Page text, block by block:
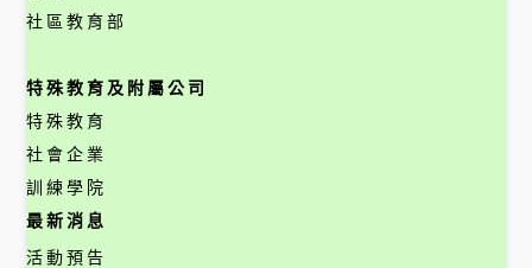
社區教育部
特殊教育及附屬公司
特殊教育
社會企業
訓練學院
最新消息
活動預告